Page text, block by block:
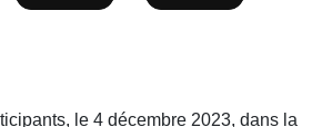
le 4 décembre 2023, dans la